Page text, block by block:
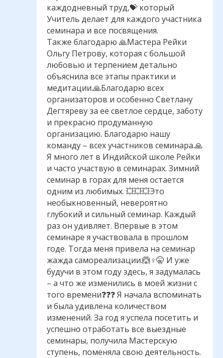
каждодневный труд,💝 который
Учитель делает для каждого участника
семинара и все посвящения.
Также благодарю 🙏Мастера Рейки
Ольгу Петрову, которая с большой
любовью и терпением детально
объяснила все этапы практики и
медитации.🙏Благодарю всех
организаторов и особенно Светлану
Дегтяреву за ее светлое сердце, заботу
и прекрасно продуманную
организацию. Благодарю нашу
команду – всех участников семинара.🙏
Я много лет в Индийской школе Рейки
и часто участвую в семинарах. Зимний
семинар в горах для меня остается
одним из любимых. 💥💥💥Это
необыкновенный, невероятно
глубокий и сильный семинар. Каждый
раз он удивляет. Впервые в этом
семинаре я участвовала в прошлом
годе. Тогда меня привела на семинар
жажда самореализации.🙆♀🤫 И уже
будучи в этом году здесь, я задумалась
– а что же изменились в моей жизни с
того времени❓❓❓ Я начала вспоминать
и была удивлена количеством
изменений. За год я успела посетить и
успешно отработать все выездные
семинары, получила Мастерскую
ступень, поменяла свою деятельность.